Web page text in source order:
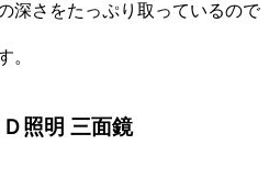
深さをたっぷり取っているので
。
照明 三面鏡